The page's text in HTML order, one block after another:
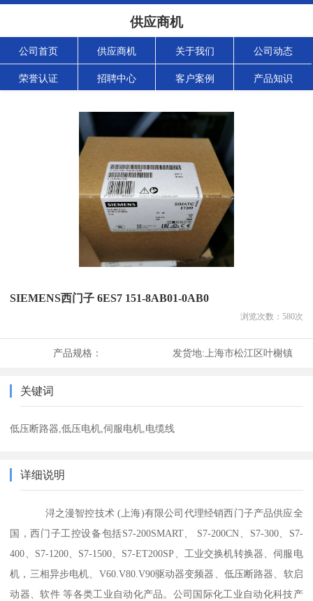
供应商机
公司首页 供应商机 关于我们 公司动态
荣誉认证 招聘中心 客户案例 产品知识
SIEMENS西门子 6ES7 151-8AB01-0AB0
浏览次数： 580次
产品规格： 发货地: 上海市松江区叶榭镇
关键词
低压断路器,低压电机,伺服电机,电缆线
详细说明
浔之漫智控技术 (上海)有限公司代理经销西门子产品供应全
国，西门子工控设备包括S7-200SMART、 S7-200CN、S7-300、S7-
400、S7-1200、S7-1500、S7-ET200SP、工业交换机转换器、伺服电
机，三相异步电机、V60.V80.V90驱动器变频器、低压断路器、软启
动器、软件 等各类工业自动化产品。公司国际化工业自动化科技产